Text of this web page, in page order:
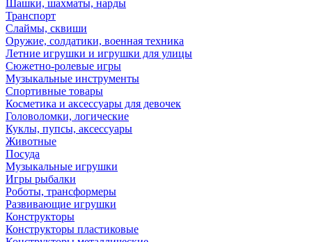
Шашки, шахматы, нарды
Транспорт
Слаймы, сквиши
Оружие, солдатики, военная техника
Летние игрушки и игрушки для улицы
Сюжетно-ролевые игры
Музыкальные инструменты
Спортивные товары
Косметика и аксессуары для девочек
Головоломки, логические
Куклы, пупсы, аксессуары
Животные
Посуда
Музыкальные игрушки
Игры рыбалки
Роботы, трансформеры
Развивающие игрушки
Конструкторы
Конструкторы пластиковые